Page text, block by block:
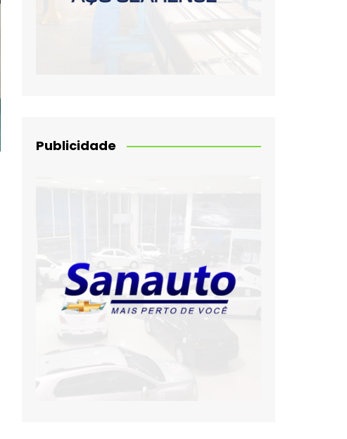
Publicidade